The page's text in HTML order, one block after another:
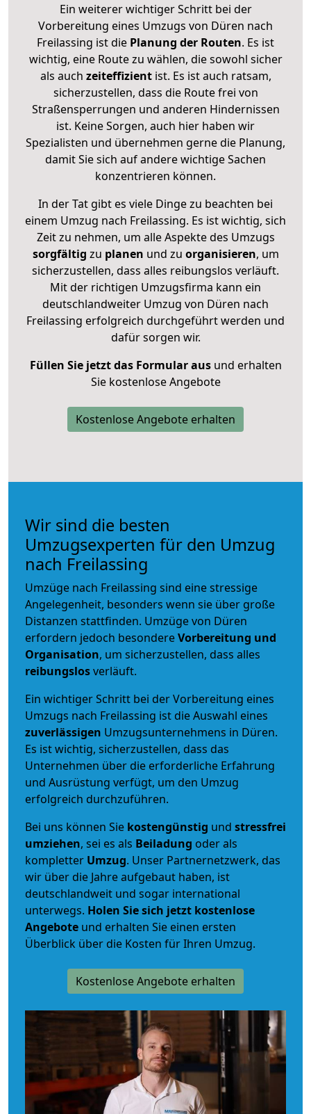
Ein weiterer wichtiger Schritt bei der
Vorbereitung eines Umzugs von Düren nach
Freilassing ist die Planung der Routen. Es ist
wichtig, eine Route zu wählen, die sowohl sicher
als auch zeiteffizientist. Es ist auch ratsam,
sicherzustellen, dass die Route frei von
Straßensperrungen und anderen Hindernissen
ist. Keine Sorgen, auch hier haben wir
Spezialisten und übernehmen gerne die Planung,
damit Sie sich auf andere wichtige Sachen
konzentrieren können.
In der Tat gibt es viele Dinge zu beachten bei
einem Umzug nach Freilassing. Es ist wichtig, sich
Zeit zu nehmen, um alle Aspekte des Umzugs
sorgfältig zu planen und zu organisieren, um
sicherzustellen, dass alles reibungslos verläuft.
Mit der richtigen Umzugsfirma kann ein
deutschlandweiter Umzug von Düren nach
Freilassing erfolgreich durchgeführt werden und
dafür sorgen wir.
Füllen Sie jetzt das Formular ausund erhalten
Sie kostenlose Angebote
Kostenlose Angebote erhalten
Wir sind die besten
Umzugsexperten für den Umzug
nach Freilassing
Umzüge nach Freilassing sind eine stressige
Angelegenheit, besonders wenn sie über große
Distanzen stattfinden. Umzüge von Düren
erfordern jedoch besondereVorbereitung und
Organisation, um sicherzustellen, dass alles
reibungslosverläuft.
Ein wichtiger Schritt bei der Vorbereitung eines
Umzugs nach Freilassing ist die Auswahl eines
zuverlässigen Umzugsunternehmens in Düren.
Es ist wichtig, sicherzustellen, dass das
Unternehmen über die erforderliche Erfahrung
und Ausrüstung verfügt, um den Umzug
erfolgreich durchzuführen.
Bei uns können Sie kostengünstig und stressfrei
umziehen, sei es als Beiladung oder als
kompletter Umzug. Unser Partnernetzwerk, das
wir über die Jahre aufgebaut haben, ist
deutschlandweit und sogar international
unterwegs. Holen Sie sich jetzt kostenlose
Angebote und erhalten Sie einen ersten
Überblick über die Kosten für Ihren Umzug.
Kostenlose Angebote erhalten